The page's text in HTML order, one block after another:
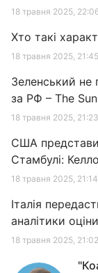
18 травня 2025,
Хто такі
18 травня 2025, 21:45
Зеленський не
за РФ – The
18 травня 2025, 21:23
США
Стамбулі:
18 травня 2025, 21:14
Італія
аналітики
18 травня 2025, 21:02